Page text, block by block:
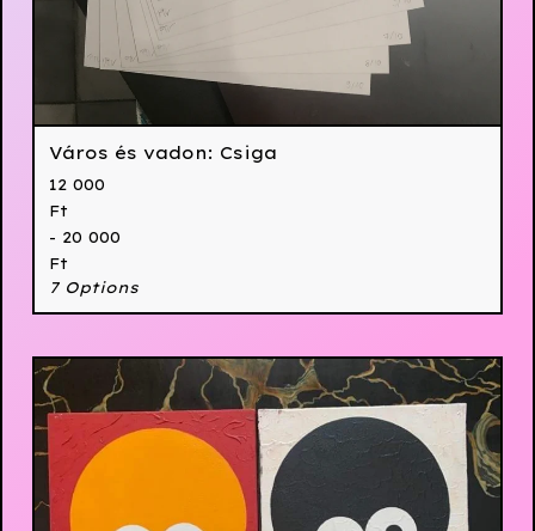
Város és vadon: Csiga
12 000
Ft
- 20 000
Ft
7 Options